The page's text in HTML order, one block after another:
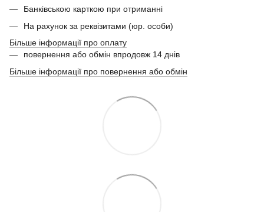
Банківською карткою при отриманні
На рахунок за реквізитами (юр. особи)
Більше інформації про оплату
повернення або обмін впродовж 14 днів
Більше інформації про повернення або обмін